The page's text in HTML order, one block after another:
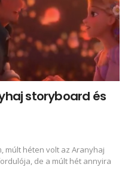
storyboard és
múlt héten volt az Aranyhaj
de a múlt hét annyira